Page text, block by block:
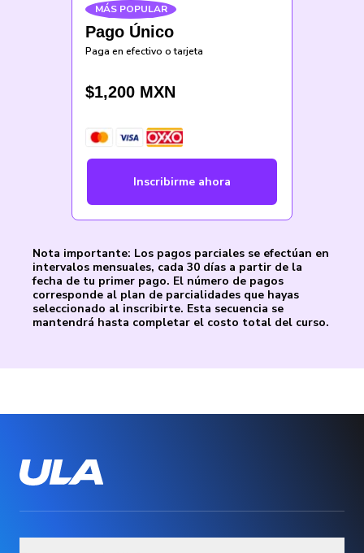
MÁS POPULAR
Pago Único
Paga en efectivo o tarjeta
$1,200 MXN
Inscribirme ahora
Nota importante: Los pagos parciales se efectúan en
intervalos mensuales, cada 30 días a partir de la
fecha de tu primer pago. El número de pagos
corresponde al plan de parcialidades que hayas
seleccionado al inscribirte. Esta secuencia se
mantendrá hasta completar el costo total del curso.